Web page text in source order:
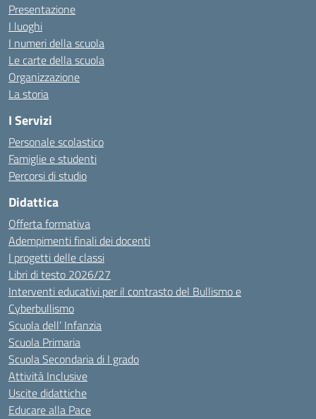
Presentazione
I luoghi
I numeri della scuola
Le carte della scuola
Organizzazione
La storia
I Servizi
Personale scolastico
Famiglie e studenti
Percorsi di studio
Didattica
Offerta formativa
Adempimenti finali dei docenti
I progetti delle classi
Libri di testo 2026/27
Interventi educativi per il contrasto del Bullismo e
Cyberbullismo
Scuola dell’ Infanzia
Scuola Primaria
Scuola Secondaria di I grado
Attività Inclusive
Uscite didattiche
Educare alla Pace